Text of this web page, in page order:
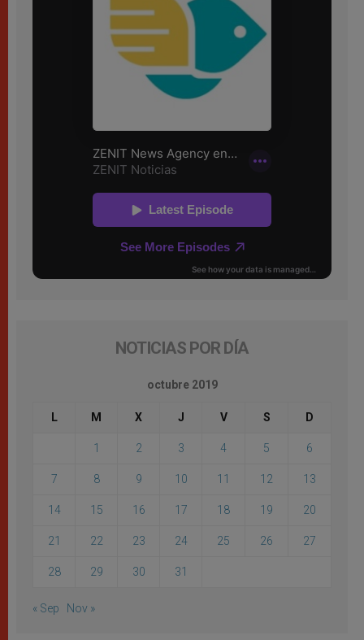
NOTICIAS POR DÍA
octubre 2019
L M X J V S D
1 2 3 4 5 6
7 8 9 10 11 12 13
14 15 16 17 18 19 20
21 22 23 24 25 26 27
28 29 30 31
« Sep Nov »